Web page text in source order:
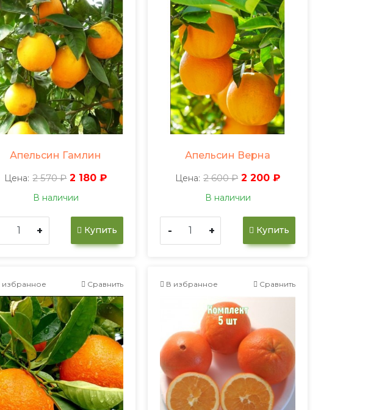
Апельсин Гамлин
Цена: 2 570 ₽ 2 180 ₽
В наличии
+ Купить
Апельсин Верна
Цена: 2 600 ₽ 2 200 ₽
В наличии
- + Купить
избранное Сравнить В избранное Сравнить